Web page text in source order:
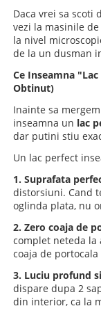
Daca vrei sa scoti
vezi la masinile
la nivel
de la un dusman
Ce Inseamna
Obtinut)
Inainte sa
inseamna un lac
dar putini stiu
Un lac perfect
1. Suprafata
distorsiuni. Cand
oglinda plata, nu
2. Zero coaja de
complet neteda la
coaja de
3. Luciu profund
dispare dupa 2
din interior, ca la